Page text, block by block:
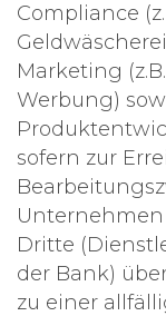
Compliance
Marketing
Werbung)
sofern zur
Unternehmen
Dritte
der Bank)
zu einer